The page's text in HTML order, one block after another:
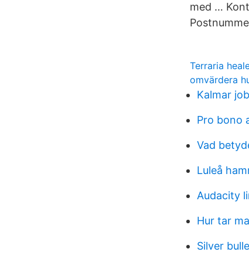
med …
Terraria
omvärdera
Kalmar
Pro bono
Vad
Luleå
Audacity
Hur tar
Silver